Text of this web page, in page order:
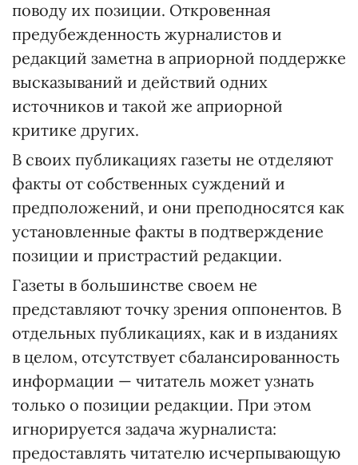
поводу их позиции. Откровенная
предубежденность журналистов и
редакций заметна в априорной поддержке
высказываний и действий одних
источников и такой же априорной
критике других.
В своих публикациях газеты не отделяют
факты от собственных суждений и
предположений, и они преподносятся как
установленные факты в подтверждение
позиции и пристрастий редакции.
Газеты в большинстве своем не
представляют точку зрения оппонентов. В
отдельных публикациях, как и в изданиях
в целом, отсутствует сбалансированность
информации — читатель может узнать
только о позиции редакции. При этом
игнорируется задача журналиста:
предоставлять читателю исчерпывающую